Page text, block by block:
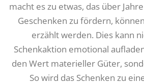
macht es zu etwas, das über
Geschenken zu fördern,
erzählt werden. Dies kann
Schenkaktion emotional
den Wert materieller Güter,
So wird das Schenken zu